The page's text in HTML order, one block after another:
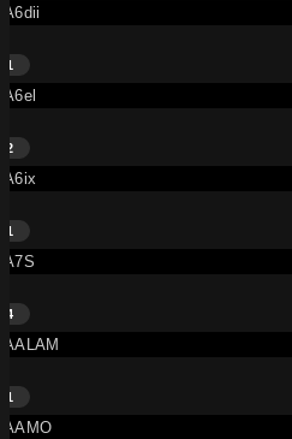
A6dii
1
A6el
2
A6ix
1
A7S
4
AALAM
1
AAMO